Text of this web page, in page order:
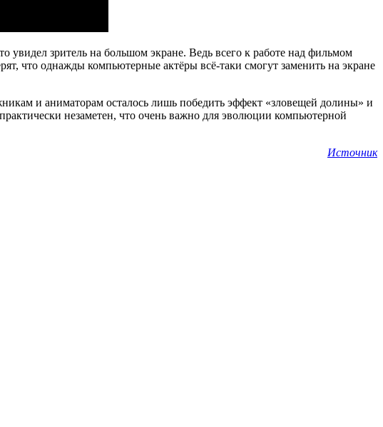
увидел зритель на большом экране. Ведь всего к работе над фильмом
что однажды компьютерные актёры всё-таки смогут заменить на экране
и аниматорам осталось лишь победить эффект «зловещей долины» и
незаметен, что очень важно для эволюции компьютерной
Источник